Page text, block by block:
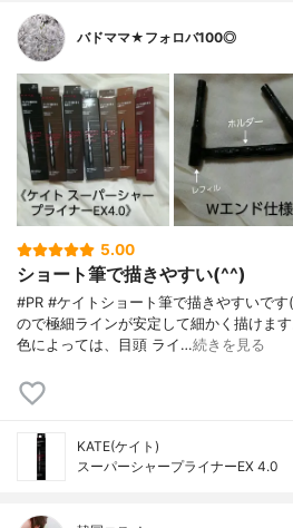
バドママ★フォロバ100◎
5.00
ショート筆で描きやすい(^^)
#PR #ケイトショート筆で描きやすいで
ので極細ラインが安定して細かく描けま
色によっては、目頭 ライ…続きを見る
KATE(ケイト)
スーパーシャープライナーEX 4.0